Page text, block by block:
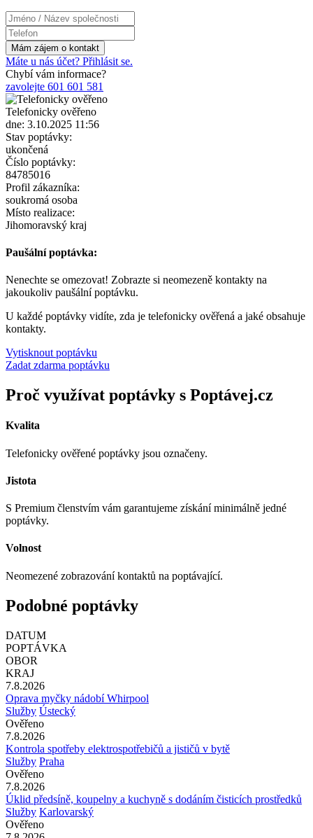
Máte u nás účet? Přihlásit se.
Chybí vám informace?
zavolejte 601 601 581
Telefonicky ověřeno
dne: 3.10.2025 11:56
Stav poptávky:
ukončená
Číslo poptávky:
84785016
Profil zákazníka:
soukromá osoba
Místo realizace:
Jihomoravský kraj
Paušální poptávka:
Nenechte se omezovat! Zobrazte si neomezeně kontakty na
jakoukoliv paušální poptávku.
U každé poptávky vidíte, zda je telefonicky ověřená a jaké obsahuje
kontakty.
Vytisknout poptávku
Zadat zdarma poptávku
Proč využívat poptávky s Poptávej.cz
Kvalita
Telefonicky ověřené poptávky jsou označeny.
Jistota
S Premium členstvím vám garantujeme získání minimálně jedné
poptávky.
Volnost
Neomezené zobrazování kontaktů na poptávající.
Podobné poptávky
DATUM
POPTÁVKA
OBOR
KRAJ
7.8.2026
Oprava myčky nádobí Whirpool
Služby Ústecký
Ověřeno
7.8.2026
Kontrola spotřeby elektrospotřebičů a jističů v bytě
Služby Praha
Ověřeno
7.8.2026
Úklid předsíně, koupelny a kuchyně s dodáním čisticích prostředků
Služby Karlovarský
Ověřeno